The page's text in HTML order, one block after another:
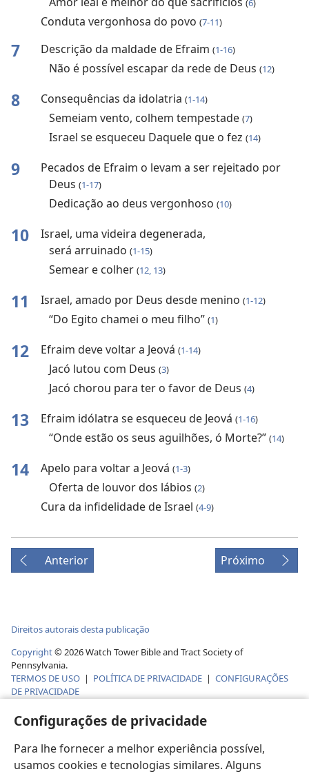
Configurações de privacidade
Para lhe fornecer a melhor experiência possível,
usamos cookies e tecnologias similares. Alguns
(6)
Conduta vergonhosa do povo (7-11)
7 Descrição da maldade de Efraim (1-16)
Não é possível escapar da rede de Deus (12)
8 Consequências da idolatria (1-14)
Semeiam vento, colhem tempestade (7)
Israel se esqueceu Daquele que o fez (14)
9
Pecados de Efraim o levam a ser rejeitado por
Deus (1-17)
Dedicação ao deus vergonhoso (10)
10
Israel, uma videira degenerada,
será arruinado (1-15)
Semear e colher (12, 13)
11 Israel, amado por Deus desde menino (1-12)
“Do Egito chamei o meu filho” (1)
12 Efraim deve voltar a Jeová (1-14)
Jacó lutou com Deus (3)
Jacó chorou para ter o favor de Deus (4)
13 Efraim idólatra se esqueceu de Jeová (1-16)
“Onde estão os seus aguilhões, ó Morte?” (14)
14 Apelo para voltar a Jeová (1-3)
Oferta de louvor dos lábios (2)
Cura da infidelidade de Israel (4-9)
Anterior Próximo
Direitos autorais desta publicação
Copyright© 2026 Watch Tower Bible and Tract Society of
Pennsylvania.
TERMOS DE USO | POLÍTICA DE PRIVACIDADE | CONFIGURAÇÕES
DE PRIVACIDADE